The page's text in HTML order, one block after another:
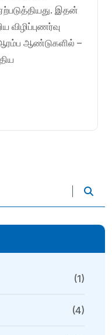
இதன்
விழிப்புணர்வு
ஆண்டுகளில் –
(1)
(4)